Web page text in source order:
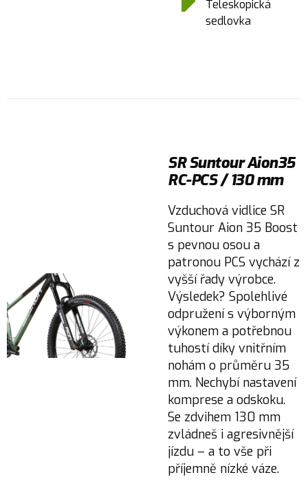
Teleskopická
sedlovka
SR Suntour Aion35
RC-PCS / 130 mm
Vzduchová vidlice SR
Suntour Aion 35 Boost
s pevnou osou a
patronou PCS vychází z
vyšší řady výrobce.
Výsledek? Spolehlivé
odpružení s výborným
výkonem a potřebnou
tuhostí díky vnitřním
nohám o průměru 35
mm. Nechybí nastavení
komprese a odskoku.
Se zdvihem 130 mm
zvládneš i agresivnější
jízdu – a to vše při
příjemně nízké váze.